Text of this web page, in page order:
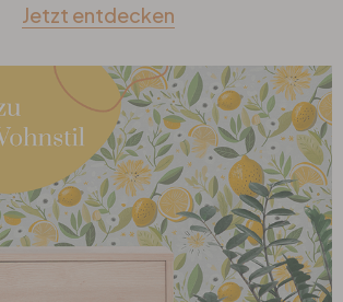
Jetzt entdecken